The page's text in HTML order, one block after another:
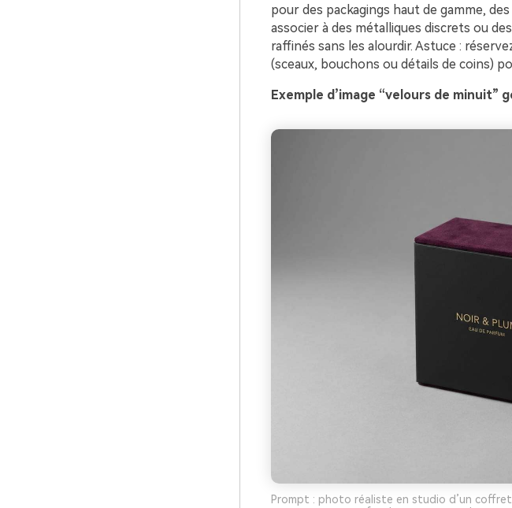
pour des packagings haut de gamme,
associer à des métalliques discrets ou
raffinés sans les alourdir. Astuce :
(sceaux, bouchons ou détails de coins)
Exemple d’image “velours de minuit”
Prompt : photo réaliste en studio d’un